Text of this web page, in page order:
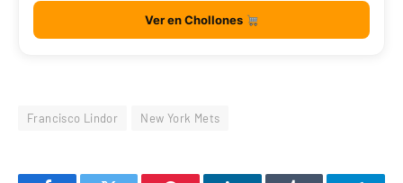
Ver en Chollones
Francisco Lindor New York Mets